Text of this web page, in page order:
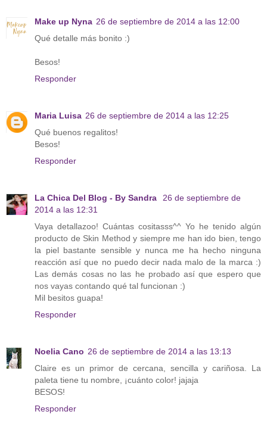
Make up Nyna 26 de septiembre de 2014 a las 12:00
Qué detalle más bonito :)
Besos!
Responder
Maria Luisa 26 de septiembre de 2014 a las 12:25
Qué buenos regalitos!
Besos!
Responder
La Chica Del Blog - By Sandra
26 de septiembre de
2014 a las 12:31
Vaya detallazoo! Cuántas cositasss^^ Yo he tenido algún
producto de Skin Method y siempre me han ido bien, tengo
la piel bastante sensible y nunca me ha hecho ninguna
reacción así que no puedo decir nada malo de la marca :)
Las demás cosas no las he probado así que espero que
nos vayas contando qué tal funcionan :)
Mil besitos guapa!
Responder
Noelia Cano 26 de septiembre de 2014 a las 13:13
Claire es un primor de cercana, sencilla y cariñosa. La
paleta tiene tu nombre, ¡cuánto color! jajaja
BESOS!
Responder